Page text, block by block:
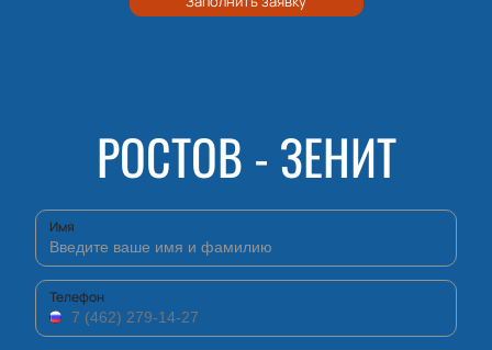
РОСТОВ - ЗЕНИТ
Имя
Телефон